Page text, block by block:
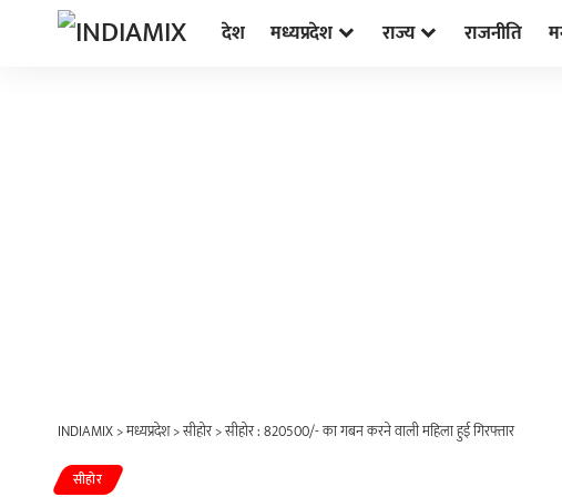
देश मध्यप्रदेश राज्य राजनीति
INDIAMIX>मध्यप्रदेश>सीहोर>सीहोर : 820500/- का गबन करने वाली महिला हुई गिरफ्तार
सीहोर